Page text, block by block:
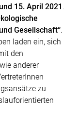
15. April 2021 .
Gesellschaft“.
laden ein, sich
den
anderer
zu